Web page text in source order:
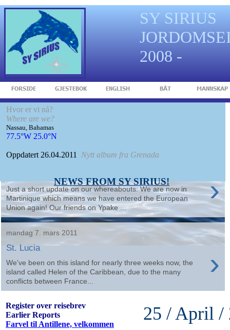
SY SIRIUS
2008 -
Hvor er vi nå?
Where are we?
Nassau, Bahamas
77.5°W 25.0°N
Oppdatert 26.04.2011 Nytt album fra Grenada
NEWS FROM SY SIRIUS!